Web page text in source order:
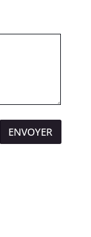
ENVOYER